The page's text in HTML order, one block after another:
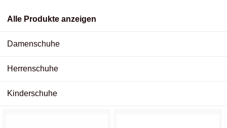
Alle Produkte anzeigen
Damenschuhe
Herrenschuhe
Kinderschuhe